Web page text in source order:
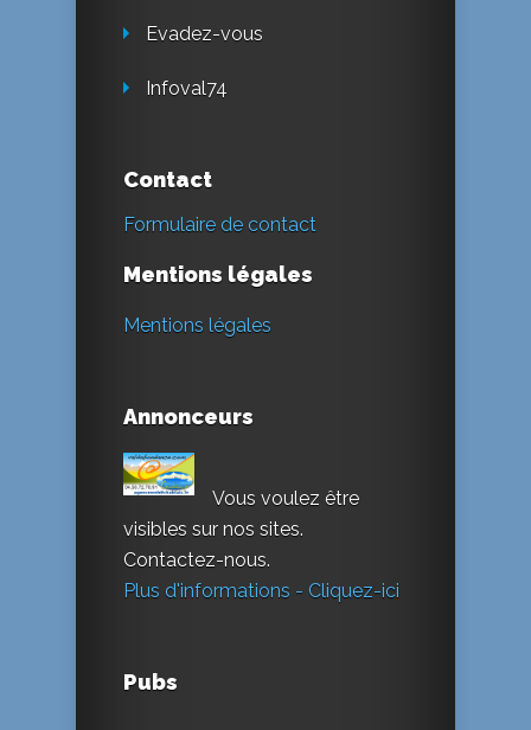
Evadez-vous
Infoval74
Contact
Formulaire de contact
Mentions légales
Mentions légales
Annonceurs
Vous voulez être
visibles sur nos sites.
Contactez-nous.
Plus d'informations - Cliquez-ici
Pubs